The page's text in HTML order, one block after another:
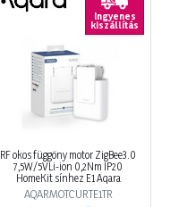
Ingyenes
kiszállítás
RF okos függöny motor ZigBee3.0
7,5W/5VLi-ion 0,2Nm IP20
HomeKit sínhez E1 Aqara
AQARMOTCURTE1TR